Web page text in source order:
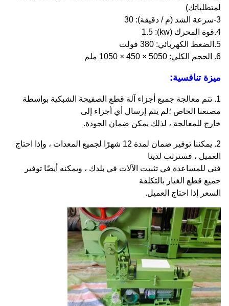
لمتطلباتك)
3-سرعة الشد (م / دقيقة): 30
4.قوة المحرك (kw): 1.5
5.الضغط الكهربائي: 380 فولت
6. الحجم الكلي
: 5050 × 450 × 1050 ملم
ميزة تنافسية:
1. تتم معالجة جميع أجزاء آلة قطع الصفيحة الشبكية بواسطة
مصنعنا الخاص ؛لم يتم إرسال أي أجزاء إلى
خارج للمعالجة ، لذلك يمكن ضمان الجودة.
2. يمكننا توفير ضمان لمدة 12 شهرًا لجميع المعدات ، وإذا احتاج
العميل ، فسنرتب لدينا
فني للمساعدة في تثبيت الآلات في بلدك ، ويمكنه أيضًا توفير
جميع قطع الغيار بالتكلفة
السعر إذا احتاج العميل.